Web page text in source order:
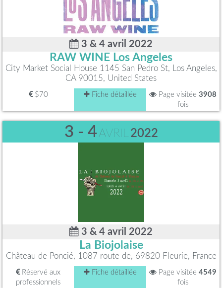
3 & 4 avril 2022
RAW WINE Los Angeles
City Market Social House 1145 San Pedro St, Los Angeles,
CA 90015, United States
$70 Fiche détaillée Page visitée 3908
fois
3 - 4AVRIL 2022
3 & 4 avril 2022
La Biojolaise
Château de Poncié, 1087 route de, 69820 Fleurie, France
Réservé aux
professionnels
Fiche détaillée Page visitée 4549
fois